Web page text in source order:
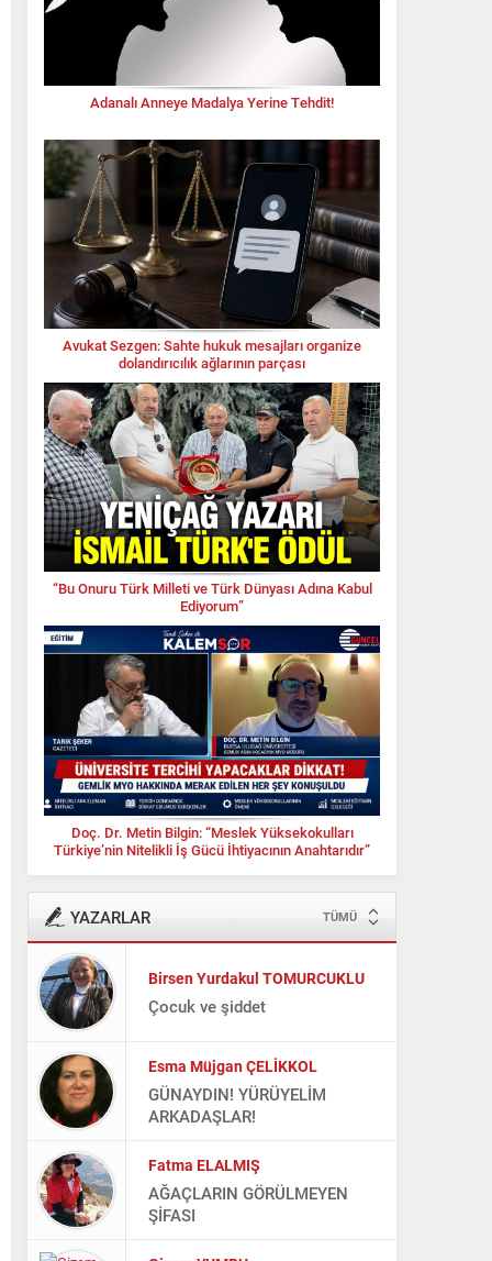
Adanalı Anneye Madalya Yerine Tehdit!
Avukat Sezgen: Sahte hukuk mesajları organize
dolandırıcılık ağlarının parçası
“Bu Onuru Türk Milleti ve Türk Dünyası Adına Kabul
Ediyorum”
Doç. Dr. Metin Bilgin: “Meslek Yüksekokulları
Türkiye’nin Nitelikli İş Gücü İhtiyacının Anahtarıdır”
YAZARLAR TÜMÜ
Birsen Yurdakul TOMURCUKLU
Çocuk ve şiddet
Esma Müjgan ÇELİKKOL
GÜNAYDIN! YÜRÜYELİM
ARKADAŞLAR!
Fatma ELALMIŞ
AĞAÇLARIN GÖRÜLMEYEN
ŞİFASI